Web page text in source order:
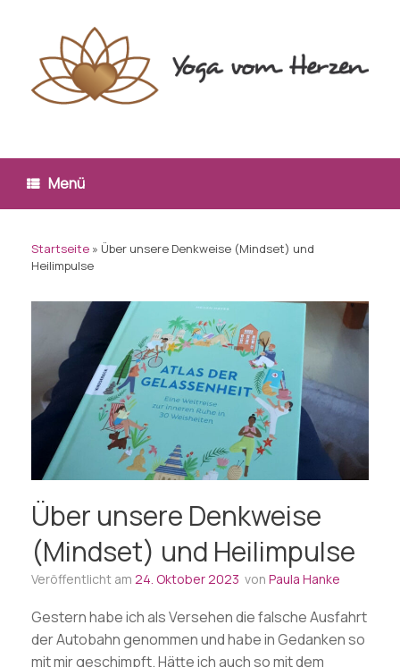
Menü
Startseite » Über unsere Denkweise (Mindset) und
Heilimpulse
Über unsere Denkweise
(Mindset) und Heilimpulse
Veröffentlicht am 24. Oktober 2023 von Paula Hanke
Gestern habe ich als Versehen die falsche Ausfahrt
der Autobahn genommen und habe in Gedanken so
mit mir geschimpft. Hätte ich auch so mit dem